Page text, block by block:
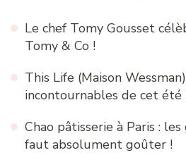
Le chef Tomy Gousset
Tomy & Co !
This Life (Maison
incontournables de cet été
Chao pâtisserie à Paris :
faut absolument goûter !